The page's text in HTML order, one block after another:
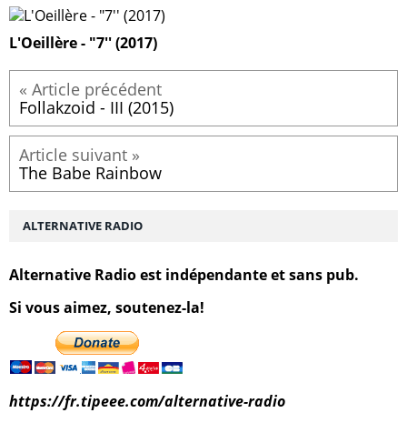
L'Oeillère - "7'' (2017)
Follakzoid - III (2015)
The Babe Rainbow
ALTERNATIVE RADIO
Alternative Radio est indépendante et sans pub.
Si vous aimez, soutenez-la!
https://fr.tipeee.com/alternative-radio